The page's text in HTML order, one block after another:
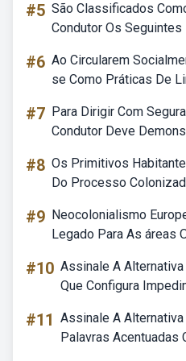
#5 São Classificados
Condutor Os Seguintes
#6 Ao Circularem
se Como Práticas De
#7 Para Dirigir Com
Condutor Deve
#8 Os Primitivos
Do Processo
#9 Neocolonialismo
Legado Para As áreas
#10 Assinale A
Que Configura
#11 Assinale A
Palavras Acentuadas